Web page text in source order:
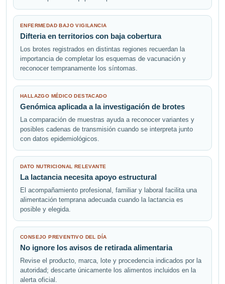
ENFERMEDAD BAJO VIGILANCIA
Difteria en territorios con baja cobertura
Los brotes registrados en distintas regiones recuerdan la
importancia de completar los esquemas de vacunación y
reconocer tempranamente los síntomas.
HALLAZGO MÉDICO DESTACADO
Genómica aplicada a la investigación de brotes
La comparación de muestras ayuda a reconocer variantes y
posibles cadenas de transmisión cuando se interpreta junto
con datos epidemiológicos.
DATO NUTRICIONAL RELEVANTE
La lactancia necesita apoyo estructural
El acompañamiento profesional, familiar y laboral facilita una
alimentación temprana adecuada cuando la lactancia es
posible y elegida.
CONSEJO PREVENTIVO DEL DÍA
No ignore los avisos de retirada alimentaria
Revise el producto, marca, lote y procedencia indicados por la
autoridad; descarte únicamente los alimentos incluidos en la
alerta oficial.